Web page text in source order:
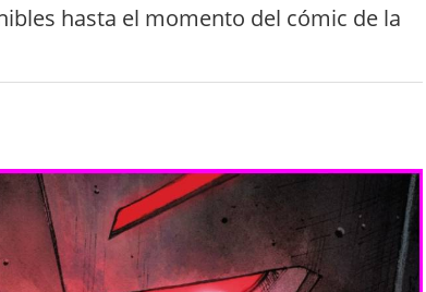
hasta el momento del cómic de la